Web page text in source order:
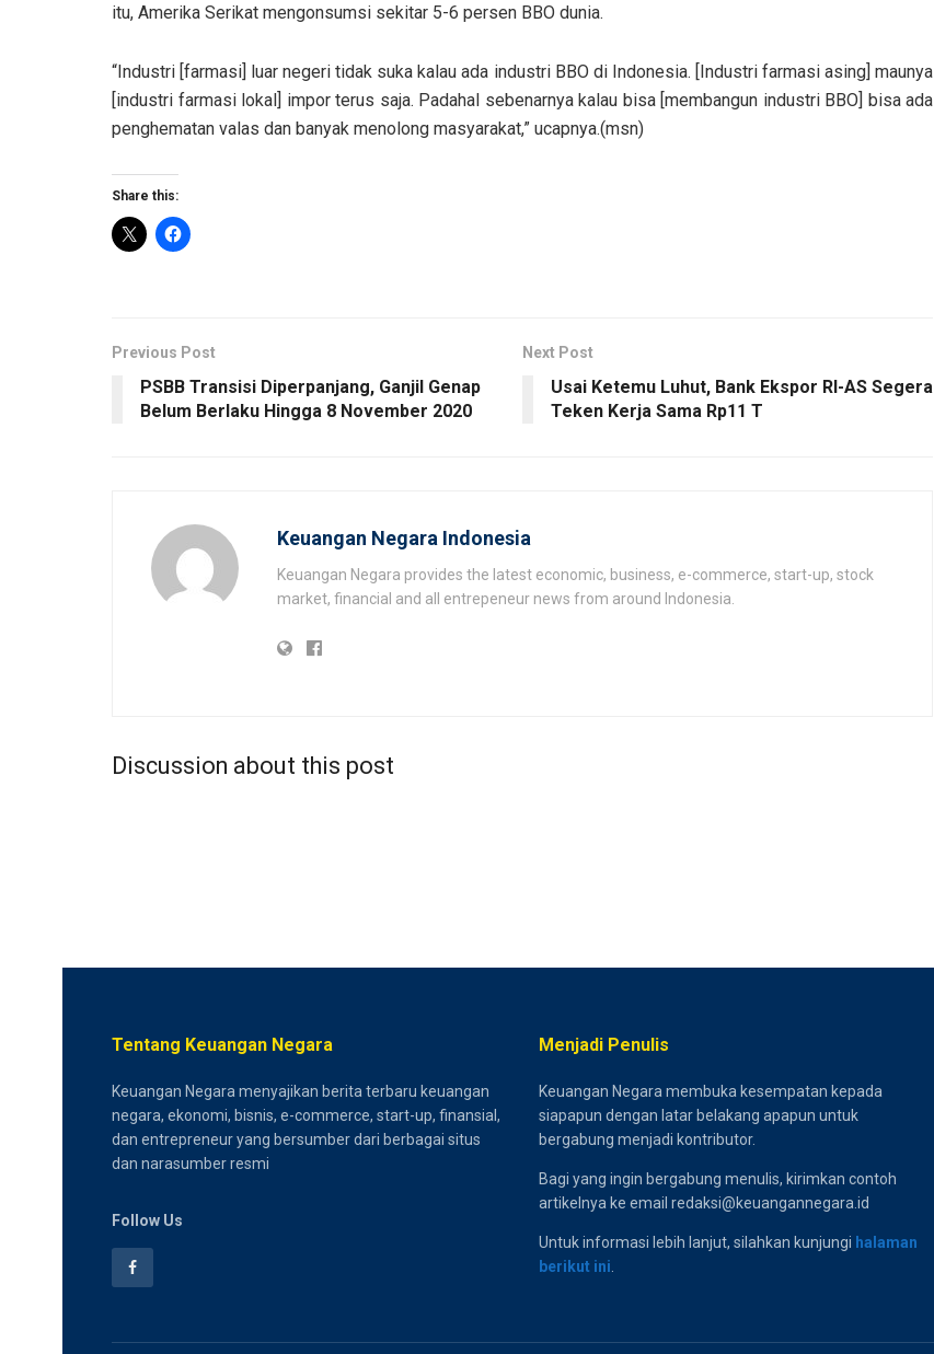
itu, Amerika Serikat mengonsumsi sekitar 5-6 persen BBO dunia.
“Industri [farmasi] luar negeri tidak suka kalau ada industri BBO di Indonesia. [Industri farmasi asing] maunya
[industri farmasi lokal] impor terus saja. Padahal sebenarnya kalau bisa [membangun industri BBO] bisa ada
penghematan valas dan banyak menolong masyarakat,” ucapnya.(msn)
Share this:
Previous Post
PSBB Transisi Diperpanjang, Ganjil Genap
Belum Berlaku Hingga 8 November 2020
Next Post
Usai Ketemu Luhut, Bank Ekspor RI-AS Segera
Teken Kerja Sama Rp11 T
Keuangan Negara Indonesia
Keuangan Negara provides the latest economic, business, e-commerce, start-up, stock
market, financial and all entrepeneur news from around Indonesia.
Discussion about this post
Tentang Keuangan Negara
Keuangan Negara menyajikan berita terbaru keuangan
negara, ekonomi, bisnis, e-commerce, start-up, finansial,
dan entrepreneur yang bersumber dari berbagai situs
dan narasumber resmi
Follow Us
Menjadi Penulis
Keuangan Negara membuka kesempatan kepada
siapapun dengan latar belakang apapun untuk
bergabung menjadi kontributor.
Bagi yang ingin bergabung menulis, kirimkan contoh
artikelnya ke email redaksi@keuangannegara.id
Untuk informasi lebih lanjut, silahkan kunjungi halaman
berikut ini